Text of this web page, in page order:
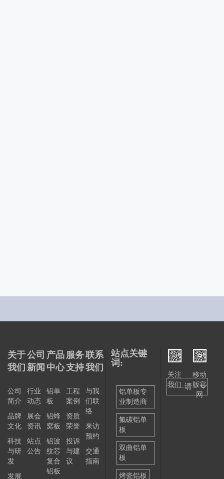
关于
我们
公司
简介
品牌
文化
科技
与研
发
发展
公司
新闻
行业
动态
展会
资讯
站点
公告
产品
中心
铝单
板
铝蜂
窝板
铝波
纹芯
复合
铝板
服务
支持
工程
案例
资质
荣誉
投诉
与建
议
联系
我们
与我
们联
络
来访
预约
交通
指南
站点关键
词:
铝单板专
业制造商
氟碳铝单
板
双曲铝单
板
烤瓷铝板
关注
我们
移动
版官
网
——请